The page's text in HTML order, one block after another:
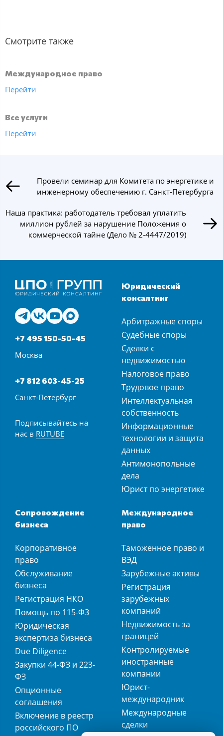
Смотрите также
Международное право
Перейти
Все услуги
Перейти
Провели семинар для Комитета по энергетике и
инженерному обеспечению г. Санкт-Петербурга
Наша практика: работодатель требовал уплатить
миллион рублей за нарушение Положения о
коммерческой тайне (Дело № 2-4447/2019)
+7 495 150-50-45
Москва
+7 812 603-45-25
Санкт-Петербург
Подписывайтесь на
нас в RUTUBE
Юридический
консалтинг
Арбитражные споры
Судебные споры
Сделки с
недвижимостью
Налоговое право
Трудовое право
Интеллектуальная
собственность
Информационные
технологии и защита
данных
Антимонопольные
дела
Юрист по энергетике
Сопровождение
бизнеса
Корпоративное
право
Обслуживание
бизнеса
Регистрация НКО
Помощь по 115-ФЗ
Юридическая
экспертиза бизнеса
Due Diligence
Закупки 44-ФЗ и 223-
ФЗ
Опционные
соглашения
Включение в реестр
российского ПО
Международное
право
Таможенное право и
ВЭД
Зарубежные активы
Регистрация
зарубежных
компаний
Недвижимость за
границей
Контролируемые
иностранные
компании
Юрист-
международник
Международные
сделки